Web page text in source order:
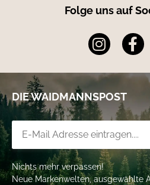
Folge uns auf
DIE WAIDMANNSPOST
Nichts mehr verpassen!
Neue Markenwelten, ausgewählte